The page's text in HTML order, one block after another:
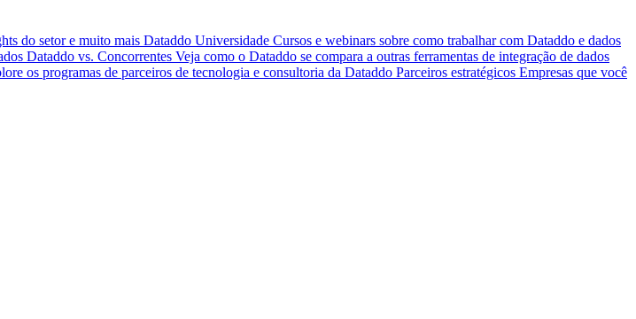
do setor e muito mais Dataddo Universidade Cursos e webinars sobre como trabalhar com Dataddo e dados
Dataddo vs. Concorrentes Veja como o Dataddo se compara a outras ferramentas de integração de dados
os programas de parceiros de tecnologia e consultoria da Dataddo Parceiros estratégicos Empresas que você